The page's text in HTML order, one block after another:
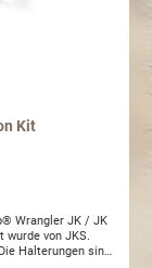
Kit
Wrangler JK / JK
wurde von JKS.
Halterungen sind